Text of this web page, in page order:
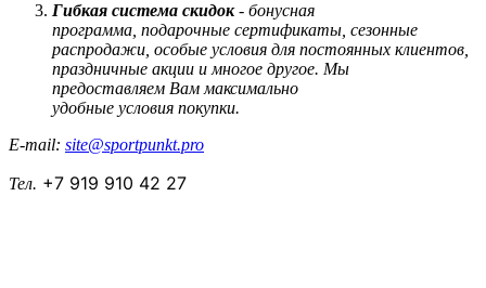
Гибкая система скидок- бонусная
программа, подарочные сертификаты, сезонные
распродажи, особые условия для постоянных клиентов,
праздничные акции и многое другое. Мы
предоставляем Вам максимально
удобные условия покупки.
E-mail: site@sportpunkt.pro
Тел. +7 919 910 42 27